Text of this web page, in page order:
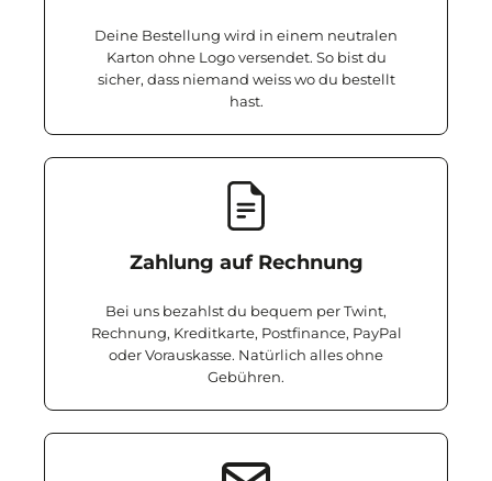
Deine Bestellung wird in einem neutralen
Karton ohne Logo versendet. So bist du
sicher, dass niemand weiss wo du bestellt
hast.
Zahlung auf Rechnung
Bei uns bezahlst du bequem per Twint,
Rechnung, Kreditkarte, Postfinance, PayPal
oder Vorauskasse. Natürlich alles ohne
Gebühren.